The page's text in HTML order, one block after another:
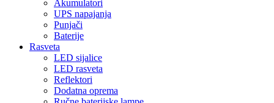
Akumulatori
UPS napajanja
Punjači
Baterije
Rasveta
LED sijalice
LED rasveta
Reflektori
Dodatna oprema